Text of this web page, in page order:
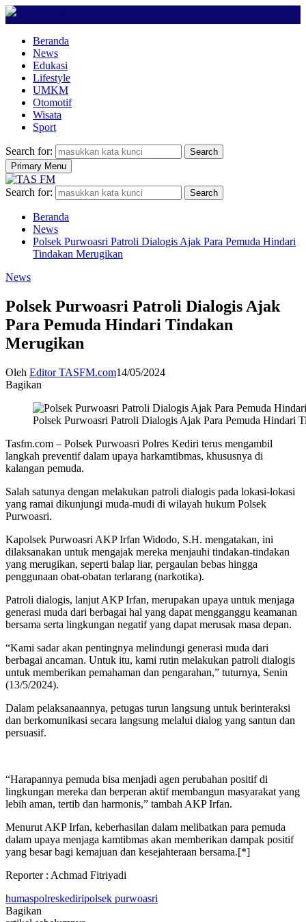
Beranda
News
Edukasi
Lifestyle
UMKM
Otomotif
Wisata
Sport
Search for:
Search
Primary Menu
Search for: Search
Beranda
News
Polsek Purwoasri Patroli Dialogis Ajak Para Pemuda Hindari
Tindakan Merugikan
News
Polsek Purwoasri Patroli Dialogis Ajak
Para Pemuda Hindari Tindakan
Merugikan
Oleh Editor TASFM.com14/05/2024
Bagikan
Polsek Purwoasri Patroli Dialogis Ajak Para Pemuda Hindari
Tasfm.com – Polsek Purwoasri Polres Kediri terus mengambil
langkah preventif dalam upaya harkamtibmas, khususnya di
kalangan pemuda.
Salah satunya dengan melakukan patroli dialogis pada lokasi-lokasi
yang ramai dikunjungi muda-mudi di wilayah hukum Polsek
Purwoasri.
Kapolsek Purwoasri AKP Irfan Widodo, S.H. mengatakan, ini
dilaksanakan untuk mengajak mereka menjauhi tindakan-tindakan
yang merugikan, seperti balap liar, pergaulan bebas hingga
penggunaan obat-obatan terlarang (narkotika).
Patroli dialogis, lanjut AKP Irfan, merupakan upaya untuk menjaga
generasi muda dari berbagai hal yang dapat mengganggu keamanan
bersama serta lingkungan negatif yang dapat merusak masa depan.
“Kami sadar akan pentingnya melindungi generasi muda dari
berbagai ancaman. Untuk itu, kami rutin melakukan patroli dialogis
untuk memberikan pemahaman dan pengarahan,” tuturnya, Senin
(13/5/2024).
Dalam pelaksanaannya, petugas turun langsung untuk berinteraksi
dan berkomunikasi secara langsung melalui dialog yang santun dan
persuasif.
“Harapannya pemuda bisa menjadi agen perubahan positif di
lingkungan mereka dan berperan aktif membangun masyarakat yang
lebih aman, tertib dan harmonis,” tambah AKP Irfan.
Menurut AKP Irfan, keberhasilan dalam melibatkan para pemuda
dalam upaya menjaga kamtibmas akan memberikan dampak positif
yang besar bagi kemajuan dan kesejahteraan bersama.[*]
Reporter : Achmad Fitriyadi
humaspolreskediripolsek purwoasri
Bagikan